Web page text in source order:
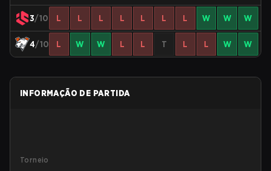
3/10 L L L L L L L W W W
4/10 L W W L L T L L W W
INFORMAÇÃO DE PARTIDA
Torneio